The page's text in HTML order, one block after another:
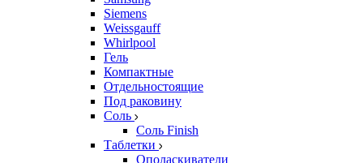
Siemens
Weissgauff
Whirlpool
Гель
Компактные
Отдельностоящие
Под раковину
Соль
Соль Finish
Таблетки
Ополаскиватели